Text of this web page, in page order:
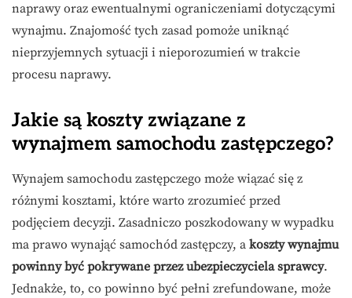
naprawy oraz ewentualnymi ograniczeniami dotyczącymi
wynajmu. Znajomość tych zasad pomoże uniknąć
nieprzyjemnych sytuacji i nieporozumień w trakcie
procesu naprawy.
Jakie są koszty związane z
wynajmem samochodu zastępczego?
Wynajem samochodu zastępczego może wiązać się z
różnymi kosztami, które warto zrozumieć przed
podjęciem decyzji. Zasadniczo poszkodowany w wypadku
ma prawo wynająć samochód zastępczy, a koszty wynajmu
powinny być pokrywane przez ubezpieczyciela sprawcy.
Jednakże, to, co powinno być pełni zrefundowane, może